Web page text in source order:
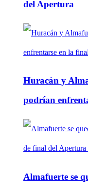
del Apertura
Huracán y
podrían
Almafuerte se